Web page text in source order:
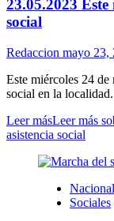
23.05.2023 Este
social
Redaccion mayo 23,
Este miércoles 24 de
social en la
Leer másLeer más
asistencia social
Sociales